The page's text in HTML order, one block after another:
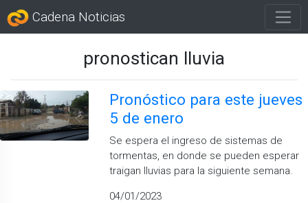
Cadena Noticias
pronostican lluvia
Pronóstico para este jueves
5 de enero
Se espera el ingreso de sistemas de
tormentas, en donde se pueden esperar
traigan lluvias para la siguiente semana.
04/01/2023